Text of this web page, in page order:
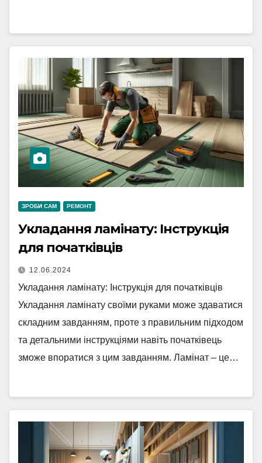
ЗРОБИ САМ РЕМОНТ
Укладання ламінату: Інструкція
для початківців
12.06.2024
Укладання ламінату: Інструкція для початківців
Укладання ламінату своїми руками може здаватися
складним завданням, проте з правильним підходом
та детальними інструкціями навіть початківець
зможе впоратися з цим завданням. Ламінат – це…